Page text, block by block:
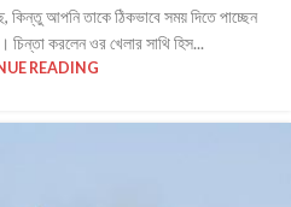
আপনি তাকে ঠিকভাবে সময় দিতে পাচ্ছেন
চিন্তা করলেন ওর খেলার সাথি হিস...
READING